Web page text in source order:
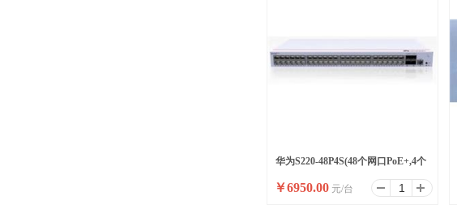
华为S220-48P4S(48个网口PoE+,4个
千兆SFP)
￥6950.00 元/台